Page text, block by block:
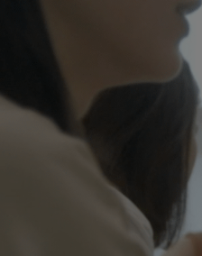
未来を見据え、健
「PDRN*¹ NAD+*²
2026.07.13